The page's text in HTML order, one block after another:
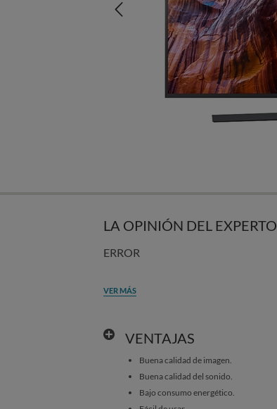
LA OPINIÓN DEL EXPERTO
ERROR
VER MÁS
VENTAJAS
Buena calidad de imagen.
Buena calidad del sonido.
Bajo consumo energético.